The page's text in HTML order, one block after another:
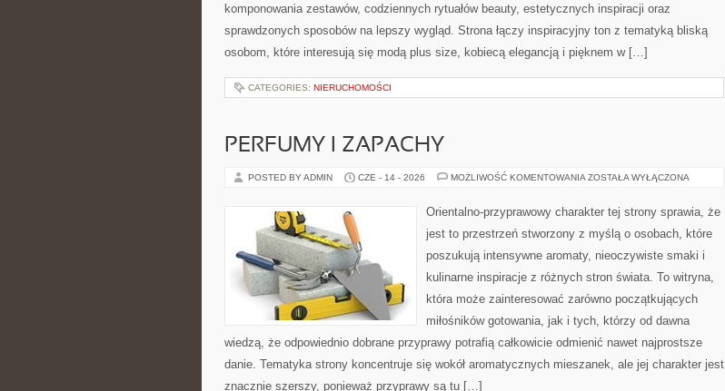
komponowania zestawów, codziennych rytuałów beauty, estetycznych inspiracji oraz
sprawdzonych sposobów na lepszy wygląd. Strona łączy inspiracyjny ton z tematyką bliską
osobom, które interesują się modą plus size, kobiecą elegancją i pięknem w […]
CATEGORIES: NIERUCHOMOŚCI
PERFUMY I ZAPACHY
POSTED BY ADMIN CZE - 14 - 2026 MOŻLIWOŚĆ KOMENTOWANIA PERFUMY
ZOSTAŁA WYŁĄCZONA
Orientalno-przyprawowy charakter tej strony sprawia, że
jest to przestrzeń stworzony z myślą o osobach, które
poszukują intensywne aromaty, nieoczywiste smaki i
kulinarne inspiracje z różnych stron świata. To witryna,
która może zainteresować zarówno początkujących
miłośników gotowania, jak i tych, którzy od dawna
wiedzą, że odpowiednio dobrane przyprawy potrafią całkowicie odmienić nawet najprostsze
danie. Tematyka strony koncentruje się wokół aromatycznych mieszanek, ale jej charakter jest
znacznie szerszy, ponieważ przyprawy są tu […]